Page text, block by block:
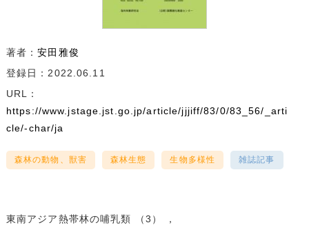
著者：安田雅俊
登録日：2022.06.11
URL：
https://www.jstage.jst.go.jp/article/jjjiff/83/0/83_56/_arti
cle/-char/ja
森林の動物、獣害 森林生態 生物多様性 雑誌記事
東南アジア熱帯林の哺乳類 （3） ，